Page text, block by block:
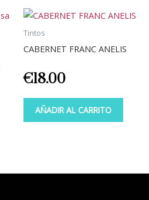
Tintos
CABERNET FRANC ANELIS
€18.00
AÑADIR AL CARRITO